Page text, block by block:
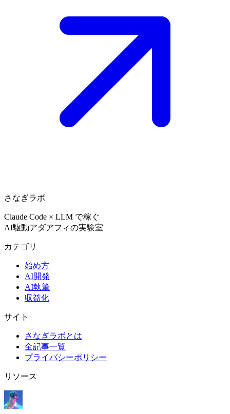
さなぎラボ
Claude Code × LLM で稼ぐ
AI駆動アダアフィの実験室
カテゴリ
始め方
AI開発
AI執筆
収益化
サイト
さなぎラボとは
全記事一覧
プライバシーポリシー
リソース